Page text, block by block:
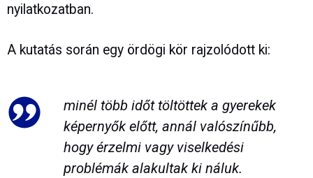
nyilatkozatban.
A kutatás során egy ördögi kör rajzolódott ki:
minél több időt töltöttek a gyerekek
képernyők előtt, annál valószínűbb,
hogy érzelmi vagy viselkedési
problémák alakultak ki náluk.